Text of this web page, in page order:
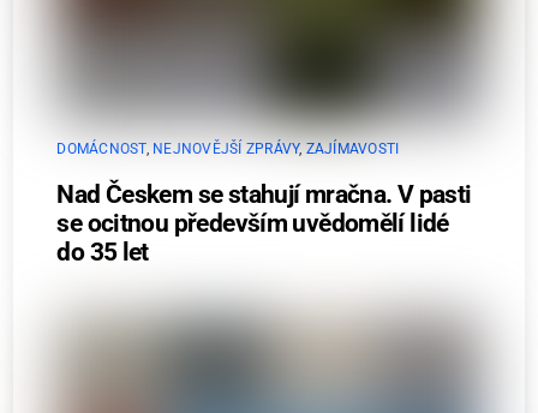
DOMÁCNOST, NEJNOVĚJŠÍ ZPRÁVY, ZAJÍMAVOSTI
Nad Českem se stahují mračna. V pasti
se ocitnou především uvědomělí lidé
do 35 let